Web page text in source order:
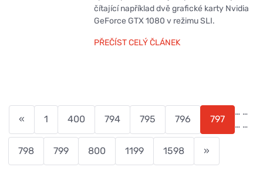
čítající například dvě grafické karty Nvidia
GeForce GTX 1080 v režimu SLI.
PŘEČÍST CELÝ ČLÁNEK
« 1
…
400
…
794 795 796 797
798 799 800
…
1199
…
1598 »